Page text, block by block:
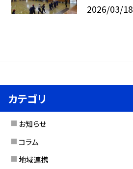
2026/03/18
カテゴリ
お知らせ
コラム
地域連携